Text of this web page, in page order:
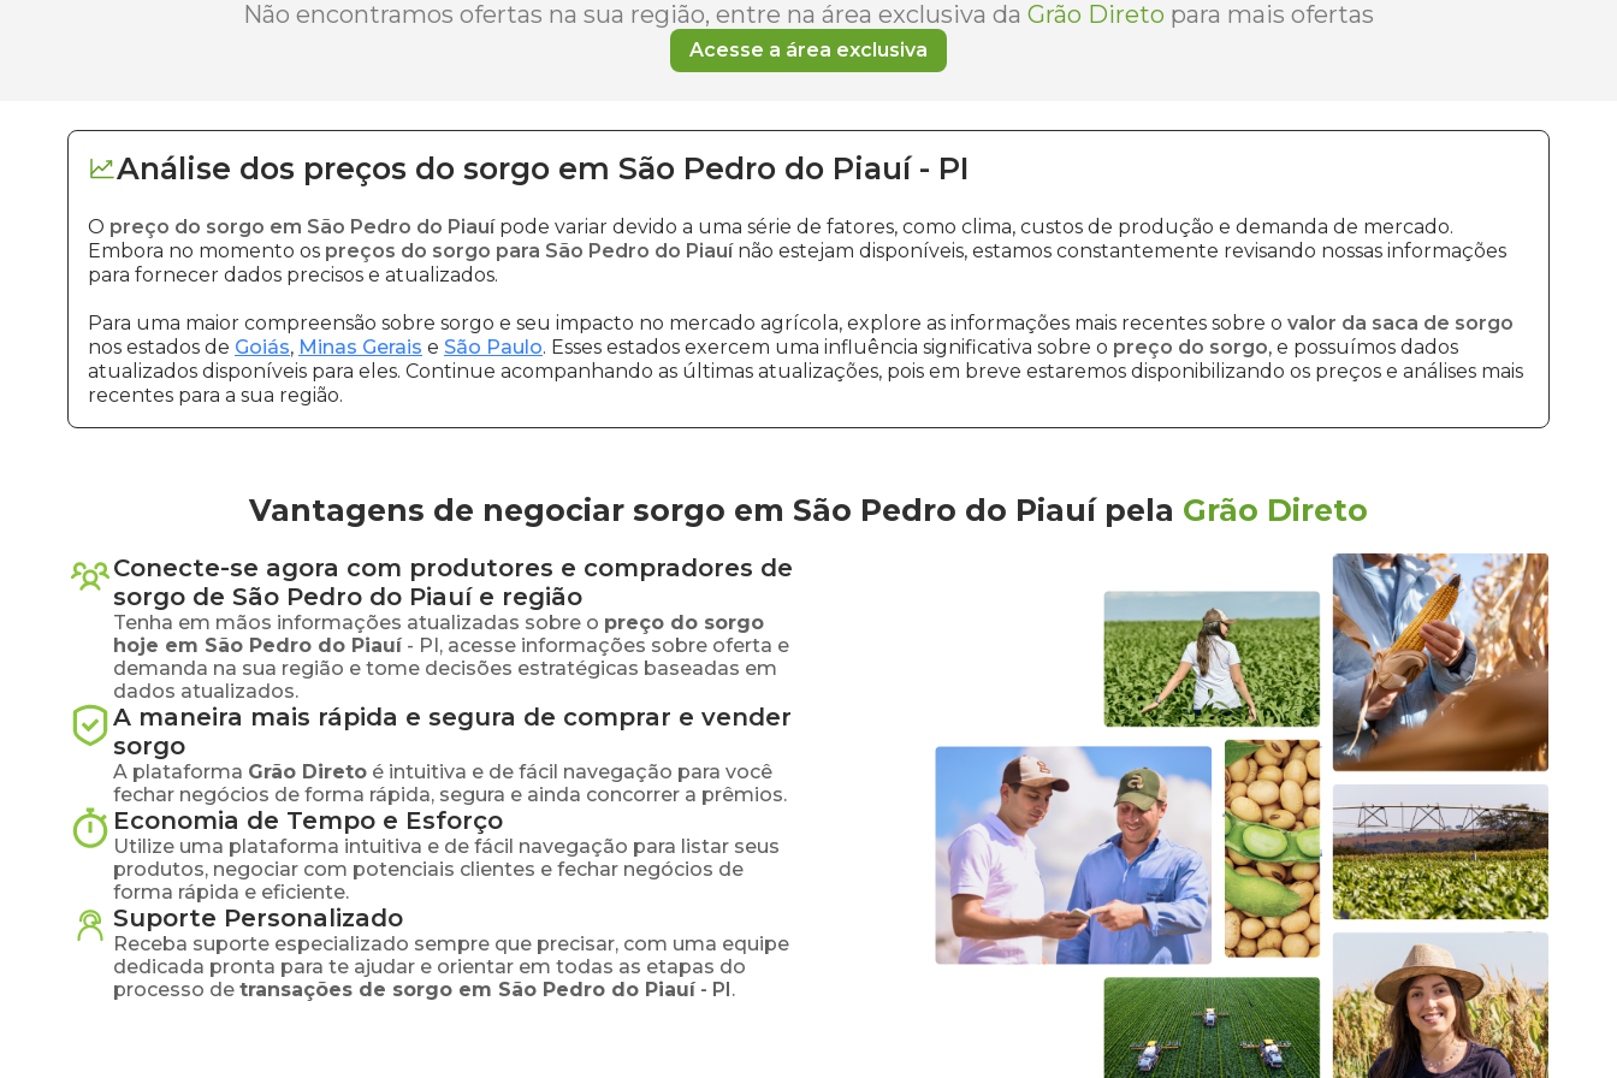
Não encontramos ofertas na sua região, entre na área exclusiva da Grão Direto para mais ofertas
Acesse a área exclusiva
Análise dos preços do sorgo em São Pedro do Piauí - PI
O preço do sorgo em São Pedro do Piauípode variar devido a uma série de fatores, como clima, custos de produção e demanda de mercado.
Embora no momento os preços do sorgo para São Pedro do Piauínão estejam disponíveis, estamos constantemente revisando nossas informações
para fornecer dados precisos e atualizados.
Para uma maior compreensão sobre sorgo e seu impacto no mercado agrícola, explore as informações mais recentes sobre o valor da saca de sorgo
nos estados de Goiás, Minas Gerais e São Paulo. Esses estados exercem uma influência significativa sobre o preço do sorgo, e possuímos dados
atualizados disponíveis para eles. Continue acompanhando as últimas atualizações, pois em breve estaremos disponibilizando os preços e análises mais
recentes para a sua região.
Vantagens de negociar sorgo em São Pedro do Piauí pela Grão Direto
Conecte-se agora com produtores e compradores de
sorgo de São Pedro do Piauíe região
Tenha em mãos informações atualizadas sobre o preço do sorgo
hoje em São Pedro do Piauí - PI, acesse informações sobre oferta e
demanda na sua região e tome decisões estratégicas baseadas em
dados atualizados.
A maneira mais rápida e segura de comprar e vender
sorgo
A plataforma Grão Direto é intuitiva e de fácil navegação para você
fechar negócios de forma rápida, segura e ainda concorrer a prêmios.
Economia de Tempo e Esforço
Utilize uma plataforma intuitiva e de fácil navegação para listar seus
produtos, negociar com potenciais clientes e fechar negócios de
forma rápida e eficiente.
Suporte Personalizado
Receba suporte especializado sempre que precisar, com uma equipe
dedicada pronta para te ajudar e orientar em todas as etapas do
processo de transações de sorgo em São Pedro do Piauí - PI.